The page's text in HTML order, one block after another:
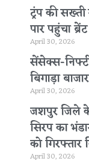
ट्रंप की
पार पहुंचा
April 30, 2026
सेंसेक्स-
बिगाड़ा
April 30, 2026
जशपुर जिले
सिरप का
को गिरफ्तार
April 30, 2026